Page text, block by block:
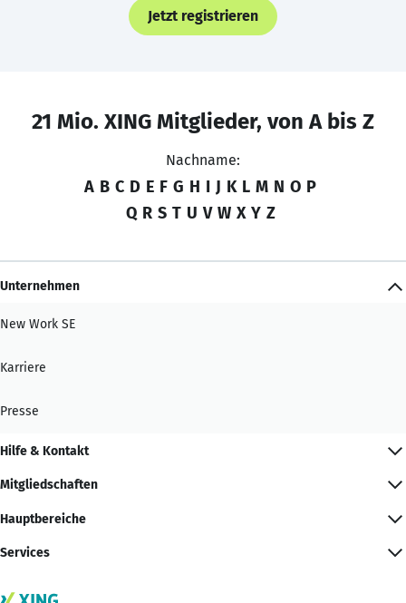
Jetzt registrieren
21 Mio. XING Mitglieder, von A bis Z
Nachname:
A B C D E F G H I J K L M N O P
Q R S T U V W X Y Z
Unternehmen
New Work SE
Karriere
Presse
Hilfe & Kontakt
Mitgliedschaften
Hauptbereiche
Services